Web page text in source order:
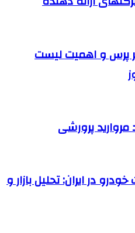
پرس و اهمیت لیست
مروارید پرورشی
در ایران: تحلیل بازار و